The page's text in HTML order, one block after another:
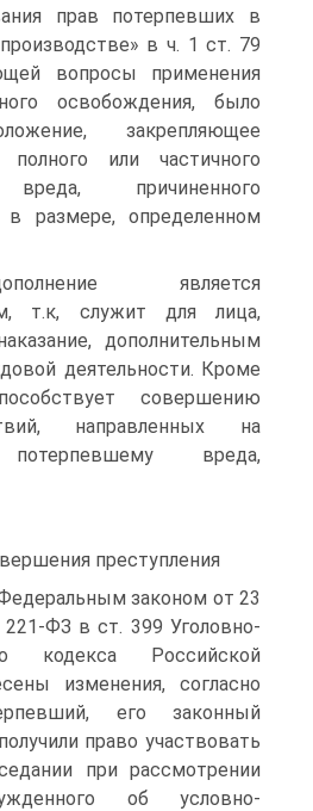
прав потерпевших в
в ч. 1 ст. 79
вопросы применения
освобождения, было
закрепляющее
полного или частичного
причиненного
в размере, определенном
является
т.к, служит для лица,
дополнительным
деятельности. Кроме
совершению
направленных на
вреда,
преступления
законом от 23
ФЗ в ст. 399 Уголовно-
кодекса Российской
изменения, согласно
его законный
право участвовать
при рассмотрении
об условно-